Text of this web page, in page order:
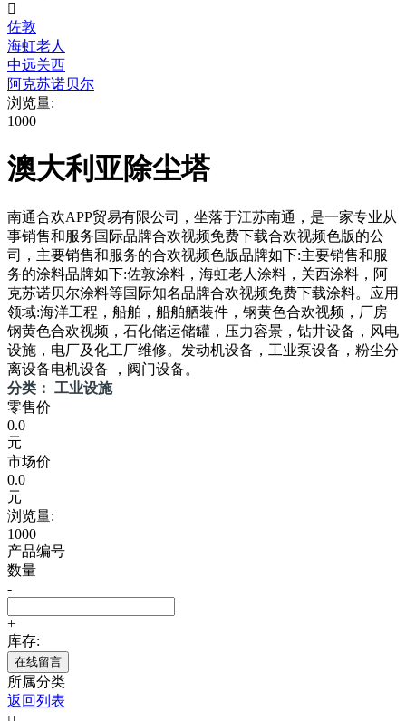

佐敦
海虹老人
中远关西
阿克苏诺贝尔
浏览量:
1000
澳大利亚除尘塔
南通合欢APP贸易有限公司，坐落于江苏南通，是一家专业从
事销售和服务国际品牌合欢视频免费下载合欢视频色版的公
司，主要销售和服务的合欢视频色版品牌如下:主要销售和服
务的涂料品牌如下:佐敦涂料，海虹老人涂料，关西涂料，阿
克苏诺贝尔涂料等国际知名品牌合欢视频免费下载涂料。应用
领域:海洋工程，船舶，船舶舾装件，钢黄色合欢视频，厂房
钢黄色合欢视频，石化储运储罐，压力容景，钻井设备，风电
设施，电厂及化工厂维修。发动机设备，工业泵设备，粉尘分
离设备电机设备 ，阀门设备。
分类： 工业设施
零售价
0.0
元
市场价
0.0
元
浏览量:
1000
产品编号
数量
-
+
库存:
在线留言
所属分类
返回列表